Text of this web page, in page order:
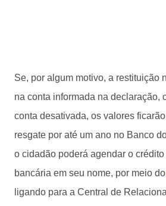
Se, por algum motivo, a restituição
na conta informada na declaração,
conta desativada, os valores
resgate por até um ano no Banco
o cidadão poderá agendar o
bancária em seu nome, por meio do
ligando para a Central de